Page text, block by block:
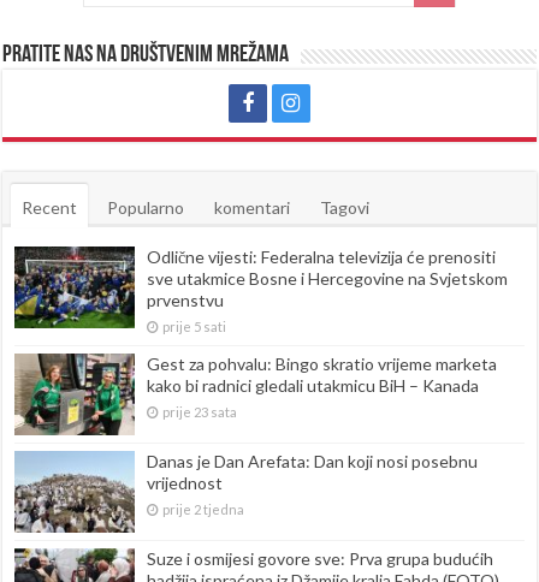
Pratite nas na društvenim mrežama
Recent Popularno komentari Tagovi
Odlične vijesti: Federalna televizija će prenositi
sve utakmice Bosne i Hercegovine na Svjetskom
prvenstvu
prije 5 sati
Gest za pohvalu: Bingo skratio vrijeme marketa
kako bi radnici gledali utakmicu BiH – Kanada
prije 23 sata
Danas je Dan Arefata: Dan koji nosi posebnu
vrijednost
prije 2 tjedna
Suze i osmijesi govore sve: Prva grupa budućih